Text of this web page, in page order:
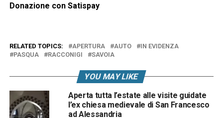
Donazione con Satispay
RELATED TOPICS: APERTURA AUTO
IN EVIDENZA
PASQUA
RACCONIGI SAVOIA
YOU MAY LIKE
Aperta tutta l’estate alle visite guidate
l’ex chiesa medievale di San Francesco
ad Alessandria